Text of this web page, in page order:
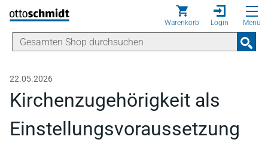
Direkt zum Inhalt
Warenkorb Login Menü
22.05.2026
Kirchenzugehörigkeit als
Einstellungsvoraussetzung